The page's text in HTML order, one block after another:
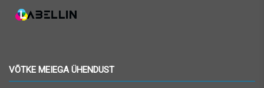
VÕTKE MEIEGA ÜHENDUST